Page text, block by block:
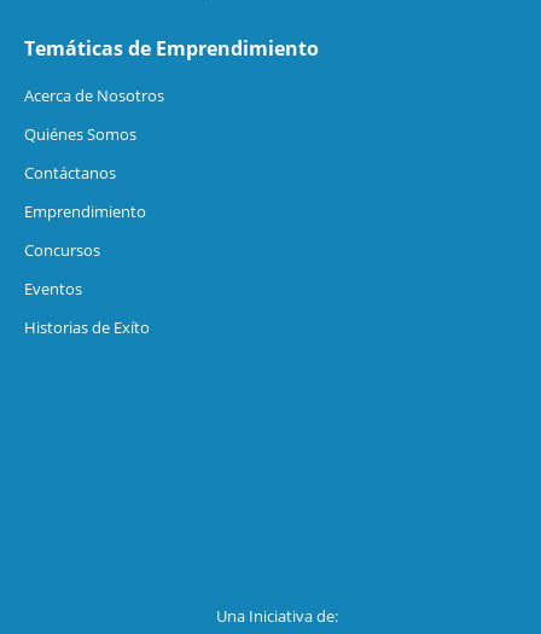
Temáticas de Emprendimiento
Acerca de Nosotros
Quiénes Somos
Contáctanos
Emprendimiento
Concursos
Eventos
Historias de Exíto
Una Iniciativa de: